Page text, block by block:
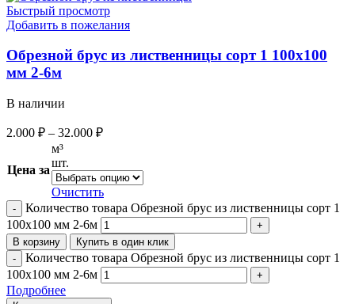
Быстрый просмотр
Добавить в пожелания
Обрезной брус из лиственницы сорт 1 100х100
мм 2-6м
В наличии
2.000 ₽ – 32.000 ₽
Цена за
м³
шт.
Очистить
Количество товара Обрезной брус из лиственницы сорт 1
100х100 мм 2-6м
В корзину Купить в один клик
Количество товара Обрезной брус из лиственницы сорт 1
100х100 мм 2-6м
Подробнее